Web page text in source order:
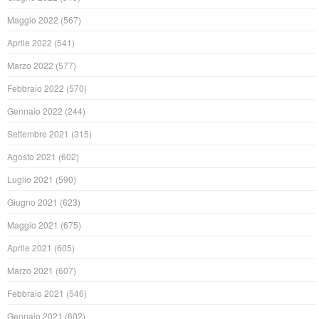
Maggio 2022 (567)
Aprile 2022 (541)
Marzo 2022 (577)
Febbraio 2022 (570)
Gennaio 2022 (244)
Settembre 2021 (315)
Agosto 2021 (602)
Luglio 2021 (590)
Giugno 2021 (623)
Maggio 2021 (675)
Aprile 2021 (605)
Marzo 2021 (607)
Febbraio 2021 (546)
Gennaio 2021 (602)